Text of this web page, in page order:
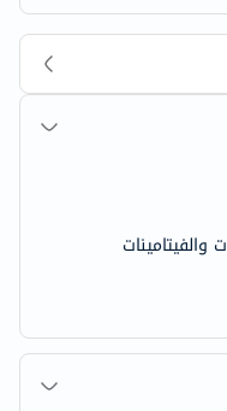
والفيتامينات